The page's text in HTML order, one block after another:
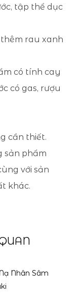
tập thể dục
rau xanh
có tính cay
có gas, rượu
cần thiết.
sản phẩm
với sản
khác.